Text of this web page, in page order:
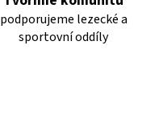
podporujeme lezecké a
sportovní oddíly